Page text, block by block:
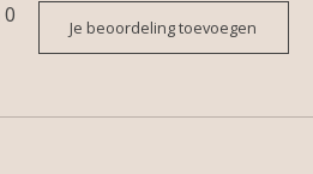
0
Je beoordeling toevoegen